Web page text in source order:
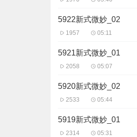
5922新式微妙_02
1957 05:11
5921新式微妙_01
2058 05:07
5920新式微妙_02
2533 05:44
5919新式微妙_01
2314 05:31